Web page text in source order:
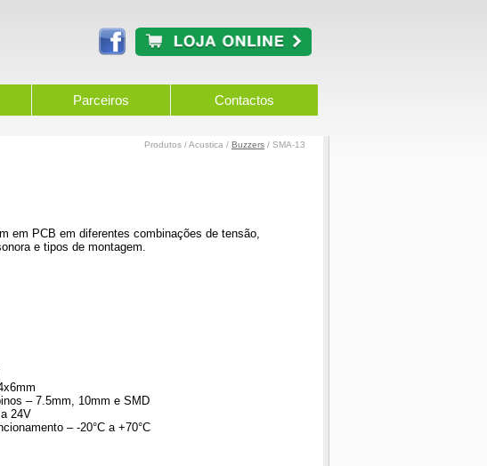
Parceiros Contactos
Produtos / Acustica / Buzzers / SMA-13
em PCB em diferentes combinações de tensão,
e tipos de montagem.
– 7.5mm, 10mm e SMD
24V
– -20°C a +70°C